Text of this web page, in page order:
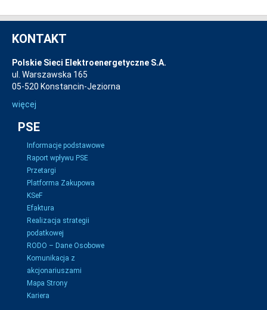
KONTAKT
Polskie Sieci Elektroenergetyczne S.A.
ul. Warszawska 165
05-520 Konstancin-Jeziorna
więcej
PSE
Informacje podstawowe
Raport wpływu PSE
Przetargi
Platforma Zakupowa
KSeF
Efaktura
Realizacja strategii
podatkowej
RODO – Dane Osobowe
Komunikacja z
akcjonariuszami
Mapa Strony
Kariera